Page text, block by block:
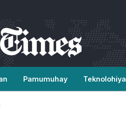
Pamumuhay Teknolohiya